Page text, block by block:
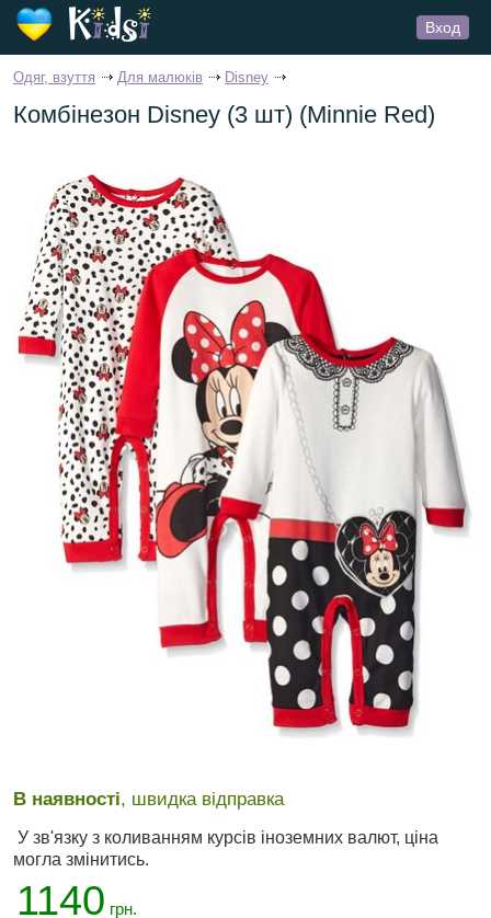
Вход
Одяг, взуття Для малюків Disney
Комбінезон Disney (3 шт) (Minnie Red)
В наявності, швидка відправка
У зв'язку з коливанням курсів іноземних валют, ціна
могла змінитись.
1140 грн.